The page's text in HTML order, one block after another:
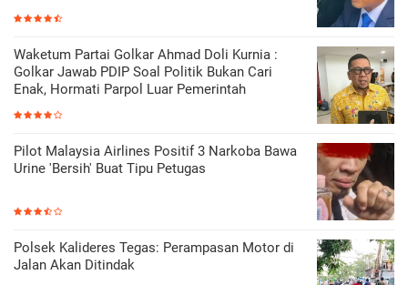
Waketum Partai Golkar Ahmad Doli Kurnia :
Golkar Jawab PDIP Soal Politik Bukan Cari
Enak, Hormati Parpol Luar Pemerintah
Pilot Malaysia Airlines Positif 3 Narkoba Bawa
Urine 'Bersih' Buat Tipu Petugas
Polsek Kalideres Tegas: Perampasan Motor di
Jalan Akan Ditindak